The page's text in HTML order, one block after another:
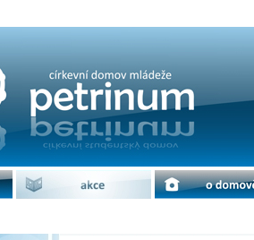
| cdm
akce o domově